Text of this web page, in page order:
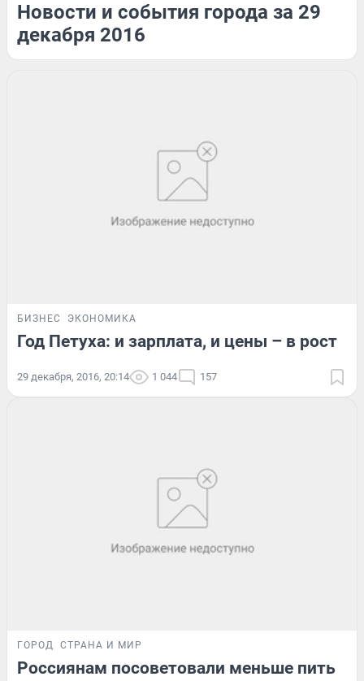
Новости и события города за 29
декабря 2016
БИЗНЕС ЭКОНОМИКА
Год Петуха: и зарплата, и цены – в рост
29 декабря, 2016, 20:14 1 044 157
ГОРОД СТРАНА И МИР
Россиянам посоветовали меньше пить